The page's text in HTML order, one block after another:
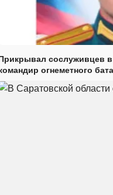
сослуживцев
огнеметного